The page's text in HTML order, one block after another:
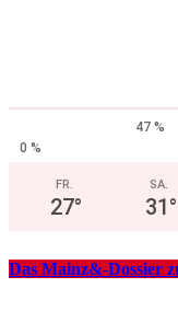
47 %
0 %
FR.
27°
SA.
31°
Das Mainz&-Dossier